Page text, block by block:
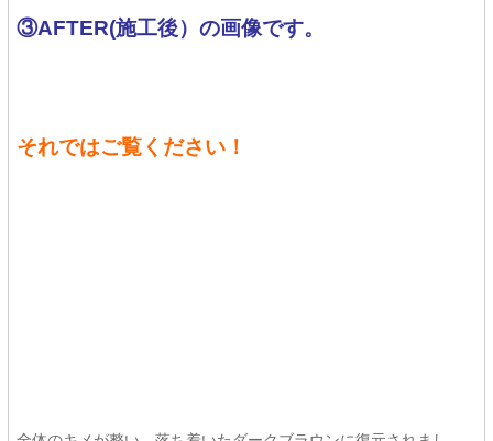
③AFTER(施工後）の画像です。
それではご覧ください！